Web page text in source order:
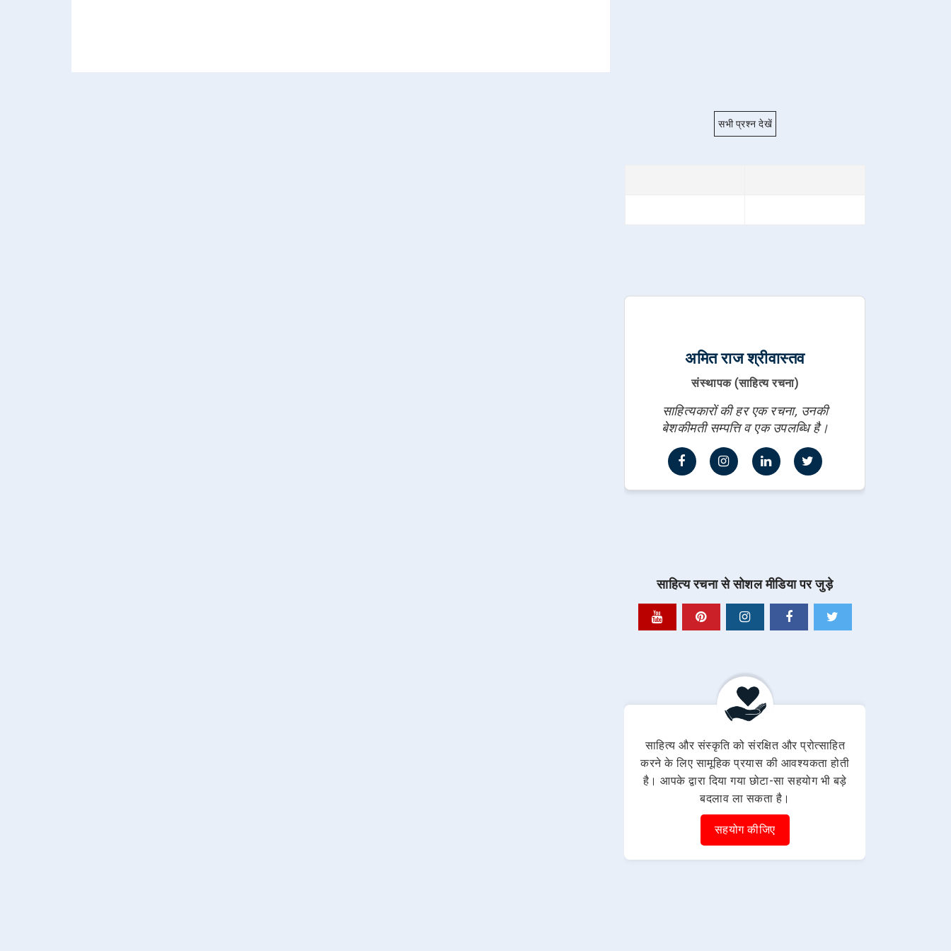
सभी प्रश्न देखें
अमित राज श्रीवास्तव
संस्थापक (साहित्य रचना)
साहित्यकारों की हर एक रचना, उनकी
बेशकीमती सम्पत्ति व एक उपलब्धि है।
साहित्य रचना से सोशल मीडिया पर जुड़े
साहित्य और संस्कृति को संरक्षित और प्रोत्साहित
करने के लिए सामूहिक प्रयास की आवश्यकता होती
है। आपके द्वारा दिया गया छोटा-सा सहयोग भी बड़े
बदलाव ला सकता है।
सहयोग कीजिए